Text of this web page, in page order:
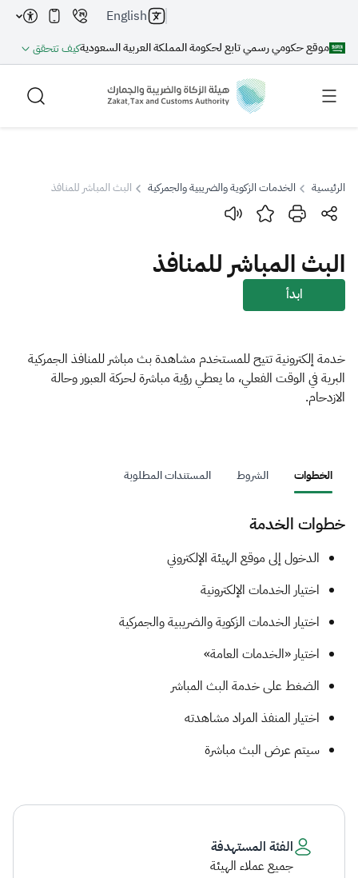
موقع حكومي رسمي تابع لحكومة المملكة العربية السعوديةكيف تتحقق
English
بحث
بحث بحث AI
الزكاة الجمارك
ضريبة القيمة المضافة
الإقرار الضريبي
التصرفات العقارية
الرئيسية الخدمات الزكوية والضريبية والجمركية البث المباشر للمنافذ
البث المباشر للمنافذ
ابدأ
خدمة إلكترونية تتيح للمستخدم مشاهدة بث مباشر للمنافذ الجمركية
البرية في الوقت الفعلي، ما يعطي رؤية مباشرة لحركة العبور وحالة
الازدحام.
الخطوات الشروط المستندات المطلوبة
خطوات الخدمة
​​​الدخول إلى موقع الهيئة الإلكتروني
اختيار الخدمات الإلكترونية
اختيار الخدمات الزكوية والضريبية والجمركية
اختيار «الخدمات العامة»
الضغط على خدمة البث المباشر
اختيار المنفذ المراد مشاهدته
سيتم عرض البث مباشرة
الفئة المستهدفة
جميع عملاء الهيئة